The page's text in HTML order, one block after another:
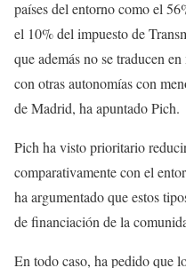
países del entorno como el
el 10% del impuesto de
que además no se traducen
con otras autonomías con
de Madrid, ha apuntado Pich.
Pich ha visto prioritario
comparativamente con el
ha argumentado que estos
de financiación de la
En todo caso, ha pedido que